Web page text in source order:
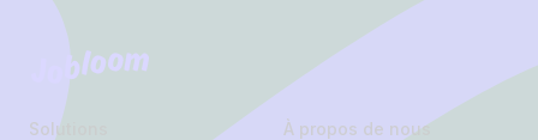
Jobloom
Solutions
À propos de nous